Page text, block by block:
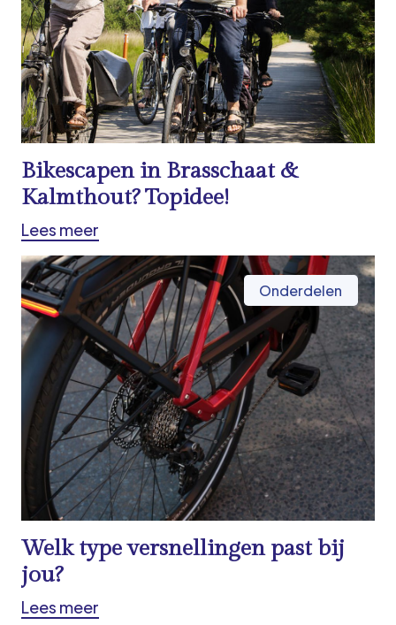
Bikescapen in Brasschaat &
Kalmthout? Topidee!
Lees meer
Onderdelen
Welk type versnellingen past bij
jou?
Lees meer